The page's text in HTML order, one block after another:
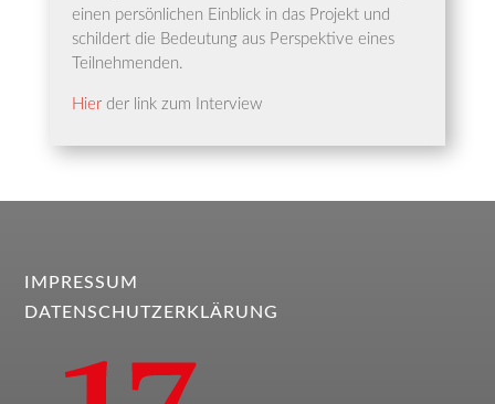
einen per­sön­li­chen Ein­blick in das Pro­jekt und
schil­dert die Bedeu­tung aus Per­spek­ti­ve eines
Teilnehmenden.
Hierder link zum Interview
IMPRESSUM
DATENSCHUTZERKLÄRUNG